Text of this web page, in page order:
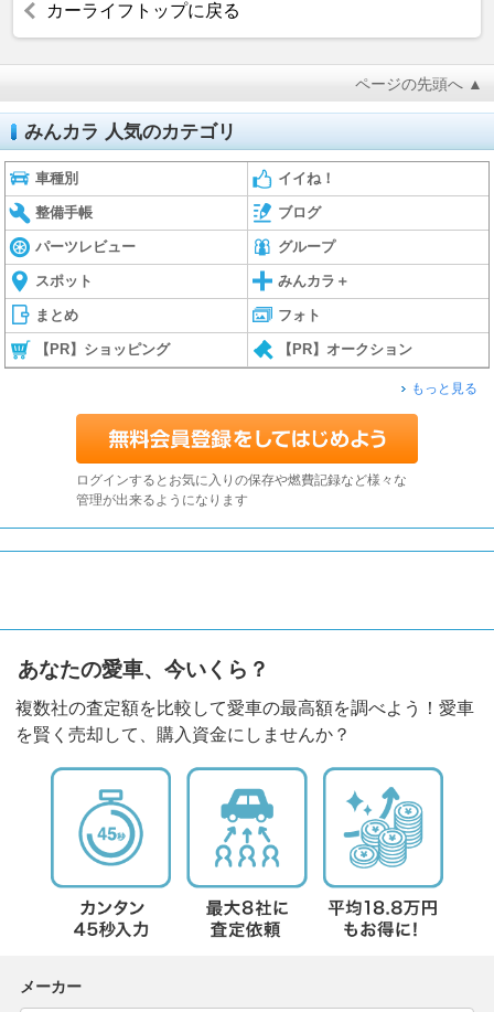
カーライフトップに戻る
ページの先頭へ ▲
みんカラ 人気のカテゴリ
車種別 イイね！
整備手帳 ブログ
パーツレビュー グループ
スポット みんカラ＋
まとめ フォト
【PR】ショッピング 【PR】オークション
もっと見る
ログインするとお気に入りの保存や燃費記録など様々な
管理が出来るようになります
あなたの愛車、今いくら？
複数社の査定額を比較して愛車の最高額を調べよう！愛車
を賢く売却して、購入資金にしませんか？
メーカー